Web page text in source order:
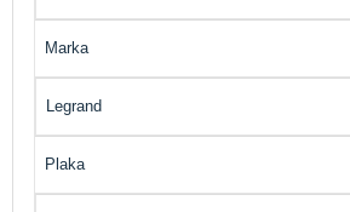
Marka
Legrand
Plaka